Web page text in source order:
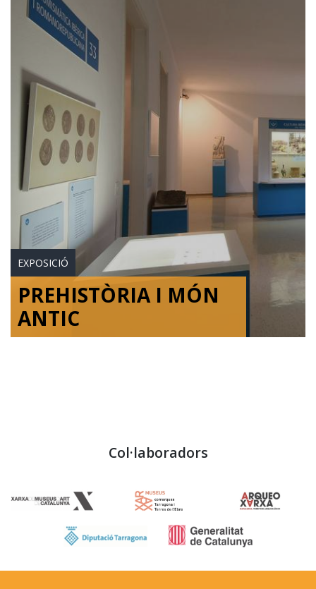
EXPOSICIÓ
PREHISTÒRIA I MÓN
ANTIC
Col·laboradors